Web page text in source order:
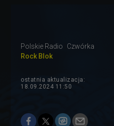
Polskie Radio
Czwórka
Rock Blok
ostatnia aktualizacja:
18.09.2024 11:50